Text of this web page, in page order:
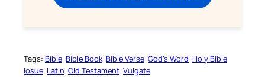
Tags: Bible Bible Book Bible Verse God’s Word Holy Bible
Iosue Latin Old Testament Vulgate